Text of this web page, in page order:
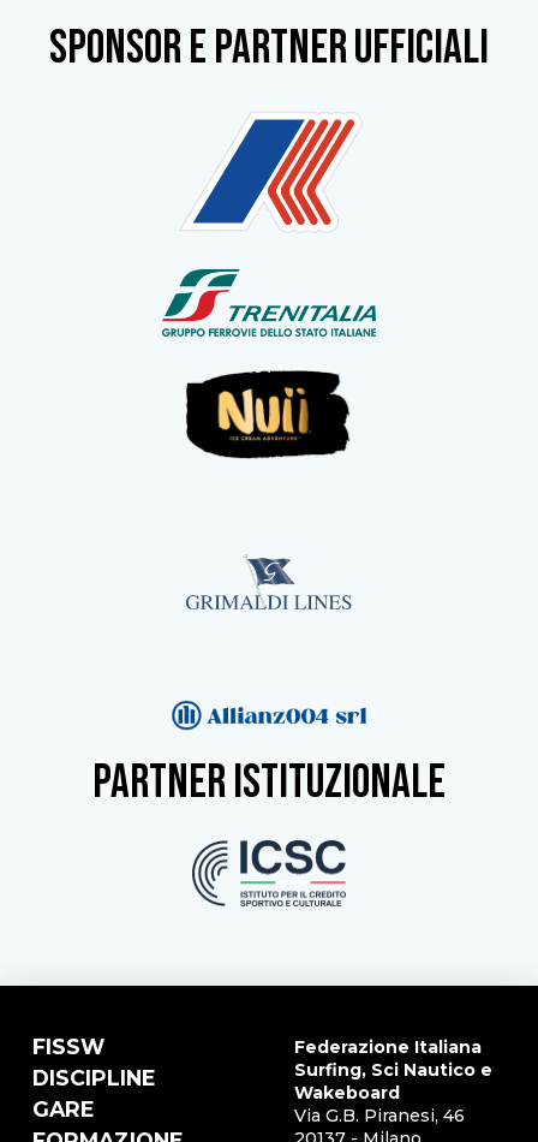
SPONSOR e partner ufficiali
partner istituzionale
FISSW
DISCIPLINE
GARE
Federazione Italiana
Surfing, Sci Nautico e
Wakeboard
Via G.B. Piranesi, 46